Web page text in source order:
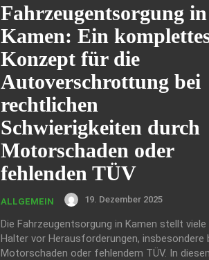
Fahrzeugentsorgung in
Kamen: Ein
Konzept für die
Autoverschrottung bei
rechtlichen
Schwierigkeiten durch
Motorschaden oder
fehlenden TÜV
ALLGEMEIN 19. Dezember 2025
Die Fahrzeugentsorgung in Kamen stellt viele
Halter vor Herausforderungen, insbesondere
Motorschaden oder fehlendem TÜV. In